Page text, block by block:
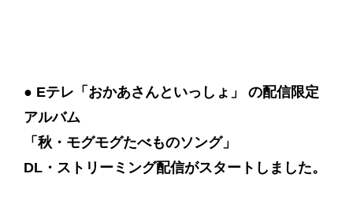
● Eテレ「おかあさんといっしょ」 の配信限定
アルバム
「秋・モグモグたべものソング」
DL・ストリーミング配信がスタートしました。